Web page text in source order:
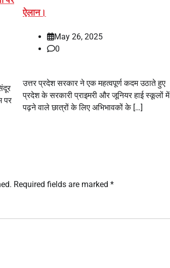
पर
ऐलान।
May 26, 2025
0
उत्तर प्रदेश सरकार ने एक महत्वपूर्ण कदम उठाते हुए
प्रदेश के सरकारी प्राइमरी और जूनियर हाई स्कूलों में
पढ़ने वाले छात्रों के लिए अभिभावकों के […]
Required fields are marked *